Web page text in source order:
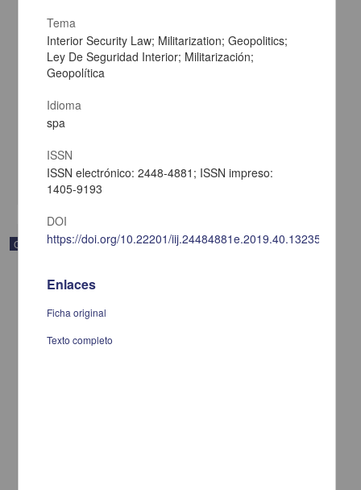
felicitándolo por el triunfo de la causa
Martínez Baca, Francisco
Multidisciplina
Correspondencia postal
Tema
Interior Security Law; Militarization; Geopolitics;
Ley De Seguridad Interior; Militarización;
Geopolítica
Idioma
spa
ISSN
ISSN electrónico: 2448-4881; ISSN impreso:
1405-9193
DOI
https://doi.org/10.22201/iij.24484881e.2019.40.13235
Enlaces
Ficha original
Texto completo